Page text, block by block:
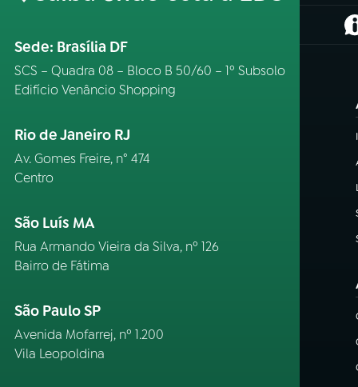
Sede: Brasília DF
SCS – Quadra 08 – Bloco B 50/60 – 1º Subsolo
Edifício Venâncio Shopping
Rio de Janeiro RJ
Av. Gomes Freire, n° 474
Centro
São Luís MA
Rua Armando Vieira da Silva, nº 126
Bairro de Fátima
São Paulo SP
Avenida Mofarrej, nº 1.200
Vila Leopoldina